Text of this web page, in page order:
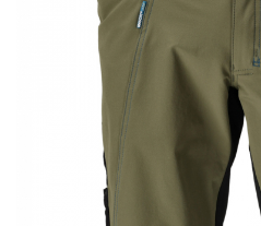
Birotica si papetarie
Hartie si articole din hartie
Bibliorafturi, caiete mecanice,
separatoare
Capsatoare, capse si perforatoare
Caiete si blocnotesuri
Dosare, folii protectie si mape